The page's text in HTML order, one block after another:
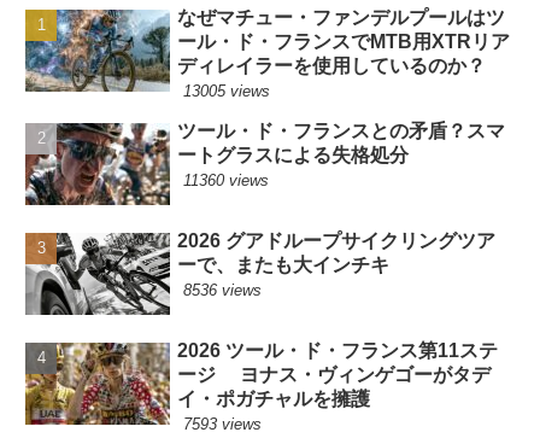
なぜマチュー・ファンデルプールはツ
ール・ド・フランスでMTB用XTRリア
ディレイラーを使用しているのか？
13005 views
ツール・ド・フランスとの矛盾？スマ
ートグラスによる失格処分
11360 views
2026 グアドループサイクリングツア
ーで、またも大インチキ
8536 views
2026 ツール・ド・フランス第11ステ
ージ ヨナス・ヴィンゲゴーがタデ
イ・ポガチャルを擁護
7593 views